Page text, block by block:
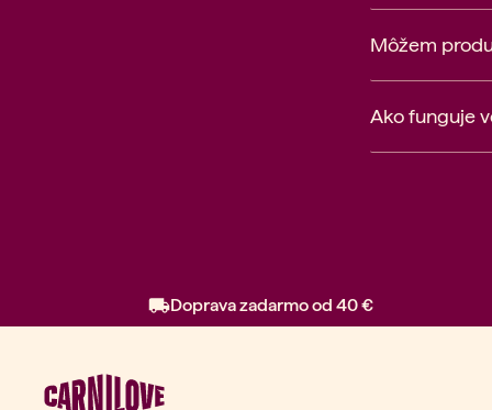
Môžem
Ako funguje
Doprava zadarmo od 40 €